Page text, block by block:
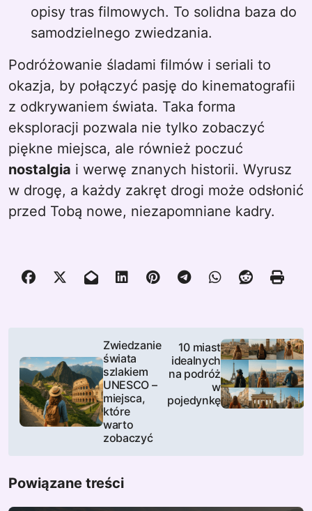
opisy tras filmowych. To solidna baza do
samodzielnego zwiedzania.
Podróżowanie śladami filmów i seriali to
okazja, by połączyć pasję do kinematografii
z odkrywaniem świata. Taka forma
eksploracji pozwala nie tylko zobaczyć
piękne miejsca, ale również poczuć
nostalgia i werwę znanych historii. Wyrusz
w drogę, a każdy zakręt drogi może odsłonić
przed Tobą nowe, niezapomniane kadry.
w
a
Zwiedzanie
świata
szlakiem
UNESCO –
miejsca,
które
warto
zobaczyć
10 miast
idealnych
na podróż
w
pojedynkę
Powiązane treści